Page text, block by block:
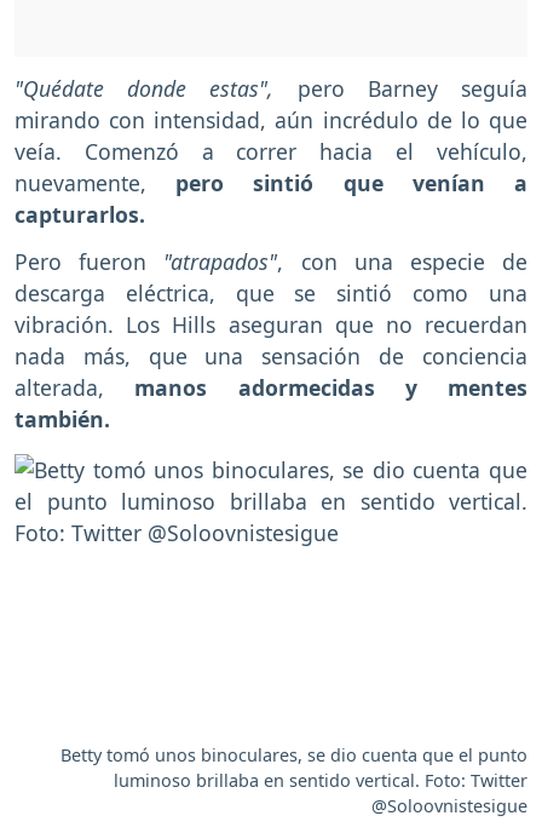
"Quédate donde estas", pero Barney seguía
mirando con intensidad, aún incrédulo de lo que
veía. Comenzó a correr hacia el vehículo,
nuevamente, pero sintió que venían a
capturarlos.
Pero fueron "atrapados", con una especie de
descarga eléctrica, que se sintió como una
vibración. Los Hills aseguran que no recuerdan
nada más, que una sensación de conciencia
alterada, manos adormecidas y mentes
también.
Betty tomó unos binoculares, se dio cuenta que el punto
luminoso brillaba en sentido vertical. Foto: Twitter
@Soloovnistesigue